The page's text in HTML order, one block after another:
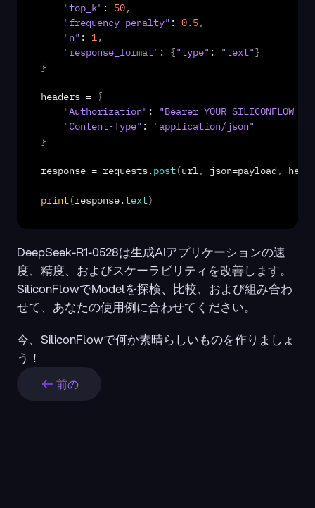
"top_k" : 50,
"frequency_penalty" : 0.5,
"n" : 1,
"response_format" : {"type" : "text"}
}
headers = {
"Authorization" :
"Bearer
"Content-Type" :
"application/json"
}
response = requests.post(url, json=payload ,
print(response.text)
DeepSeek-R1-0528は生成AIアプリケーションの速
度、精度、およびスケーラビリティを改善します。
SiliconFlowでModelを探検、比較、および組み合わ
せて、あなたの使用例に合わせてください。
今、SiliconFlowで何か素晴らしいものを作りましょ
う！
前の